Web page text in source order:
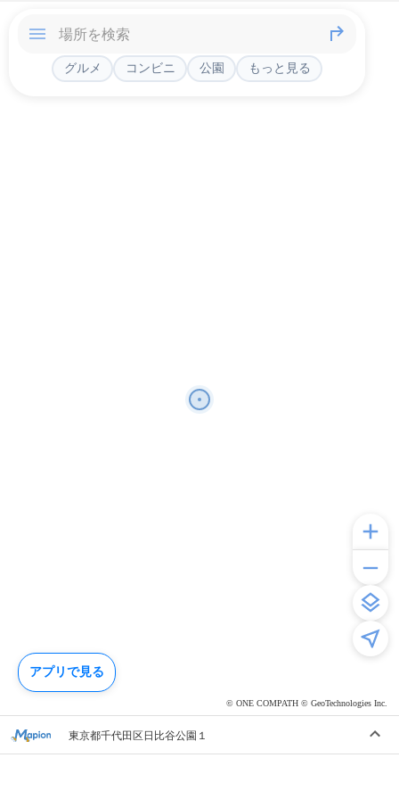
© ONE COMPATH © GeoTechnologies Inc.
グルメ コンビニ 公園 もっと見る
東京都千代田区日比谷公園１
アプリで見る